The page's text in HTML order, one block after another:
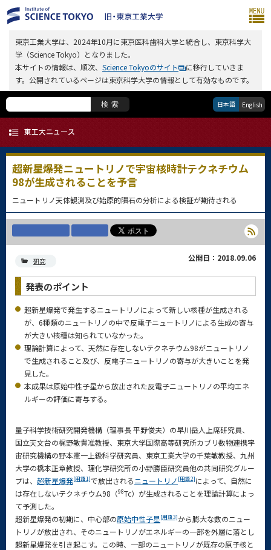
東京工業大学は、2024年10月に東京医科歯科大学と統合し、東京科学大
学（Science Tokyo）となりました。
本サイトの情報は、順次、 Science Tokyoのサイト
に移行していきま
す。公開されているページは東京科学大学の情報として有効なものです。
検索 日本語 English
超新星爆発ニュートリノで宇宙核時計テクネチウム
98が生成されることを予言
ニュートリノ天体観測及び始原的隕石の分析による検証が期待される
研究 公開日：2018.09.06
発表のポイント
超新星爆発で発生するニュートリノによって新しい核種が生成される
が、6種類のニュートリノの中で反電子ニュートリノによる生成の寄与
が大きい核種は知られていなかった。
理論計算によって、天然に存在しないテクネチウム98がニュートリノ
で生成されること及び、反電子ニュートリノの寄与が大きいことを発
見した。
本成果は原始中性子星から放出された反電子ニュートリノの平均エネ
ルギーの評価に寄与する。
量子科学技術研究開発機構（理事長 平野俊夫）の早川岳人上席研究員、
国立天文台の梶野敏貴准教授、東京大学国際高等研究所カブリ数物連携宇
宙研究機構の野本憲一上級科学研究員、東京工業大学の千葉敏教授、九州
大学の橋本正章教授、理化学研究所の小野勝臣研究員他の共同研究グルー
プは、 超新星爆発[用語1]で放出されるニュートリノ [用語2]によって、自然に
は存在しないテクネチウム98（98Tc）が生成されることを理論計算によっ
て予測した。
超新星爆発の初期に、中心部の原始中性子星[用語3]から膨大な数のニュー
トリノが放出され、そのニュートリノがエネルギーの一部を外層に落とし
超新星爆発を引き起こす。この時、一部のニュートリノが既存の原子核と